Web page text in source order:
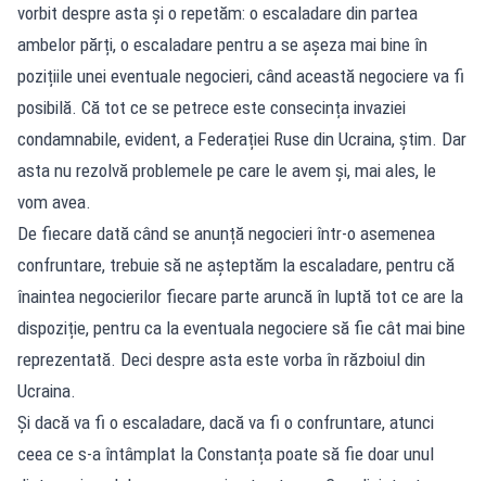
vorbit despre asta și o repetăm: o escaladare din partea
ambelor părți, o escaladare pentru a se așeza mai bine în
pozițiile unei eventuale negocieri, când această negociere va fi
posibilă. Că tot ce se petrece este consecința invaziei
condamnabile, evident, a Federației Ruse din Ucraina, știm. Dar
asta nu rezolvă problemele pe care le avem și, mai ales, le
vom avea.
De fiecare dată când se anunță negocieri într-o asemenea
confruntare, trebuie să ne așteptăm la escaladare, pentru că
înaintea negocierilor fiecare parte aruncă în luptă tot ce are la
dispoziție, pentru ca la eventuala negociere să fie cât mai bine
reprezentată. Deci despre asta este vorba în războiul din
Ucraina.
Și dacă va fi o escaladare, dacă va fi o confruntare, atunci
ceea ce s-a întâmplat la Constanța poate să fie doar unul